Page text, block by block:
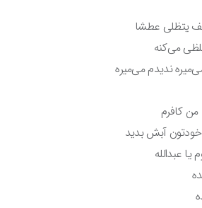
یتظلی عطشا
می‌کنه
ندیدم می‌میره
کافرم
آبش بدید
عبدالله